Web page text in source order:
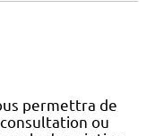
permettra de
ou